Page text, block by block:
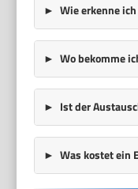
Wie erkenne
Wo bekomme
Ist der
Was kostet ein